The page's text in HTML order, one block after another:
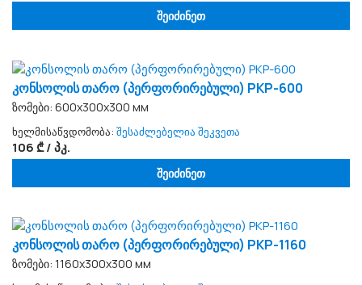
შეიძინეთ
კონსოლის თარო (პერფორირებული) PKP-600
ზომები: 600x300x300 мм
ხელმისაწვდომობა: შესაძლებელია შეკვეთა
106 ₾ / პკ.
შეიძინეთ
კონსოლის თარო (პერფორირებული) PKP-1160
ზომები: 1160x300x300 мм